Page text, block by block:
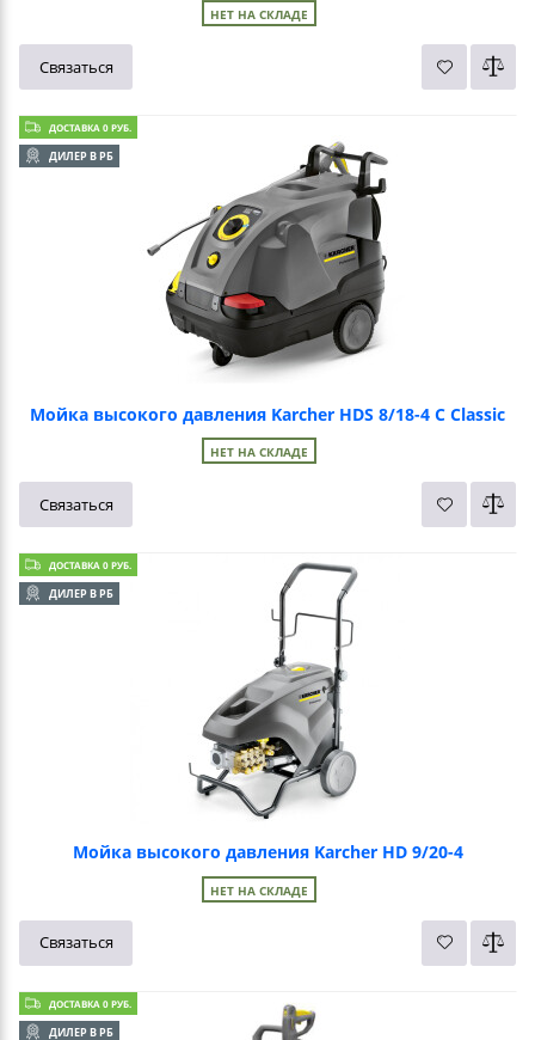
НЕТ НА СКЛАДЕ
Связаться
ДОСТАВКА 0 РУБ.
ДИЛЕР В РБ
Мойка высокого давления Karcher HDS 8/18-4 C Classic
НЕТ НА СКЛАДЕ
Связаться
ДОСТАВКА 0 РУБ.
ДИЛЕР В РБ
Мойка высокого давления Karcher HD 9/20-4
НЕТ НА СКЛАДЕ
Связаться
ДОСТАВКА 0 РУБ.
ДИЛЕР В РБ